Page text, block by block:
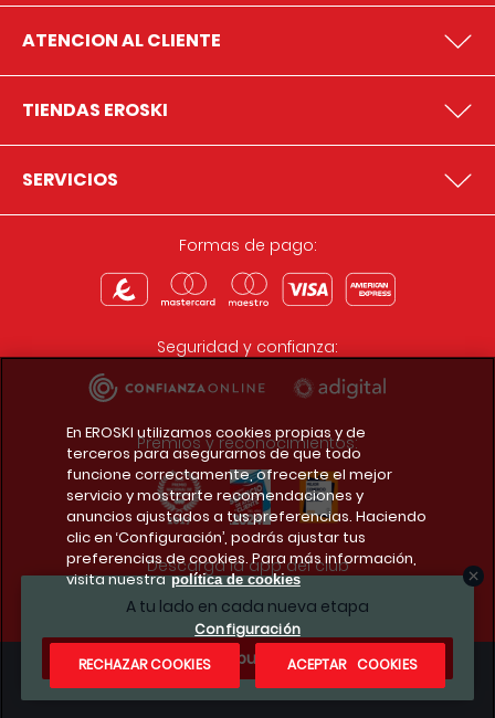
A tu lado en cada nueva etapa
¿Te apuntas?
ATENCION AL CLIENTE
TIENDAS EROSKI
SERVICIOS
Formas de pago:
Seguridad y confianza:
Premios y reconocimientos:
Descarga la app del club
Condiciones legales
En EROSKI utilizamos cookies propias y de
terceros para asegurarnos de que todo
funcione correctamente, ofrecerte el mejor
servicio y mostrarte recomendaciones y
anuncios ajustados a tus preferencias. Haciendo
clic en ‘Configuración’, podrás ajustar tus
preferencias de cookies. Para más información,
visita nuestra política de cookies
Configuración
RECHAZAR COOKIES
ACEPTAR COOKIES